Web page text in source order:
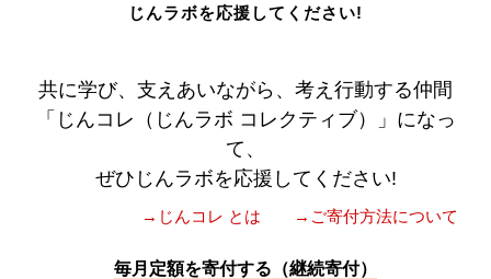
じんラボを応援してください!
共に学び、支えあいながら、考え行動する仲間
「じんコレ（じんラボ コレクティブ）」になっ
て、
ぜひじんラボを応援してください!
→じんコレ とは →ご寄付方法について
毎月定額を寄付する（継続寄付）